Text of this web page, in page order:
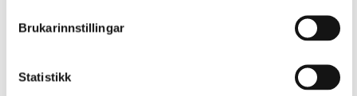
Brukarinnstillingar
Statistikk
kan gjennomføre og evaluere generelle og
idrettsspesifikke testar
Generell kompetanse